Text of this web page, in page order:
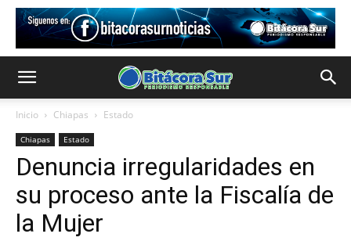
Inicio Chiapas Estado
Chiapas Estado
Denuncia irregularidades en
su proceso ante la Fiscalía de
la Mujer